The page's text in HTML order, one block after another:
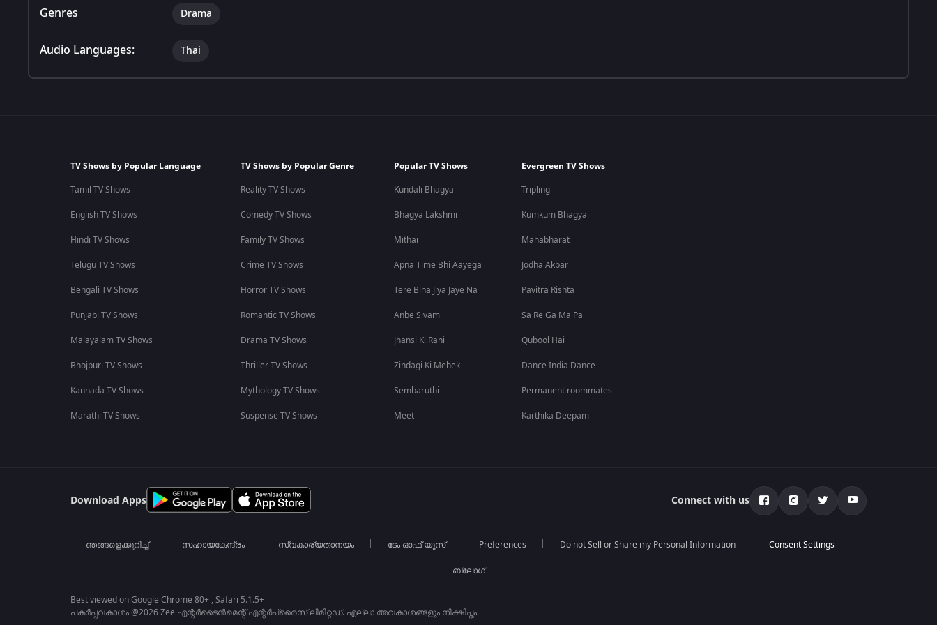
Genres Drama
Audio Languages: Thai
TV Shows by Popular Language
Tamil TV Shows
English TV Shows
Hindi TV Shows
Telugu TV Shows
Bengali TV Shows
Punjabi TV Shows
Malayalam TV Shows
Bhojpuri TV Shows
Kannada TV Shows
Marathi TV Shows
TV Shows by Popular Genre
Reality TV Shows
Comedy TV Shows
Family TV Shows
Crime TV Shows
Horror TV Shows
Romantic TV Shows
Drama TV Shows
Thriller TV Shows
Mythology TV Shows
Suspense TV Shows
Popular TV Shows
Kundali Bhagya
Bhagya Lakshmi
Mithai
Apna Time Bhi Aayega
Tere Bina Jiya Jaye Na
Anbe Sivam
Jhansi Ki Rani
Zindagi Ki Mehek
Sembaruthi
Meet
Evergreen TV Shows
Tripling
Kumkum Bhagya
Mahabharat
Jodha Akbar
Pavitra Rishta
Sa Re Ga Ma Pa
Qubool Hai
Dance India Dance
Permanent roommates
Karthika Deepam
Download Apps Connect with us
ഞങ്ങളെക്കുറിച്ച് സഹായകേന്ദ്രം സ്വകാര്യതാനയം ടേം ഓഫ് യൂസ് Preferences Do not Sell or Share my Personal Information
ബ്ലോഗ്
Best viewed on Google Chrome 80+ , Safari 5.1.5+
പകർപ്പവകാശം @2026 Zee എന്റർടൈൻമെന്റ് എന്റർപ്രൈസ് ലിമിറ്റഡ്. എല്ലാ അവകാശങ്ങളും നിക്ഷിപ്തം.